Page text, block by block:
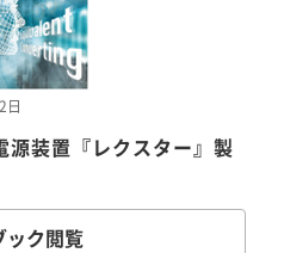
源装置『レクスター』製
日
ック閲覧